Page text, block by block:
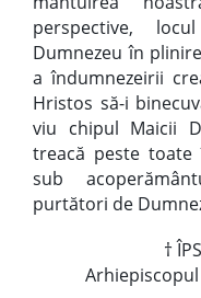
perspective,
Dumnezeu în
a îndumnezeirii
Hristos să-i
viu chipul Maicii
treacă peste toate
sub
purtători de
†